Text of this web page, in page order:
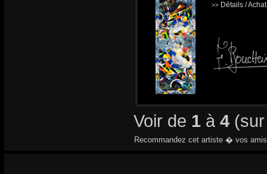
>> Détails /
Voir de 1 à 4
Recommandez cet artiste � vos